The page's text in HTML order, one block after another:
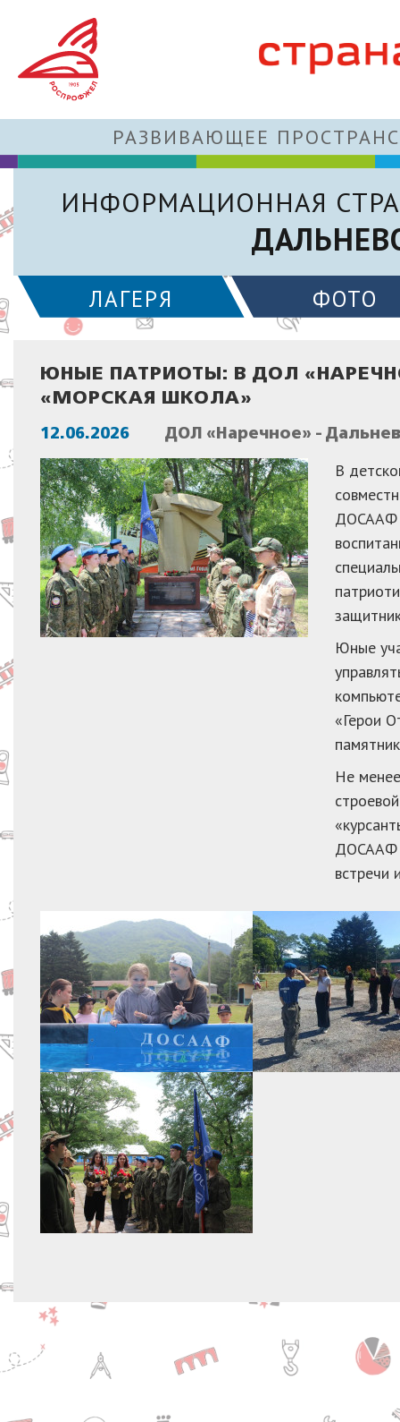
РАЗВИВАЮЩЕЕ
ИНФОРМАЦИОННАЯ
ЛАГЕРЯ ФОТО
ЮНЫЕ ПАТРИОТЫ: В ДОЛ
«МОРСКАЯ ШКОЛА»
12.06.2026 ДОЛ «Наречное» -
В
ДОСААФ
Юные
«Герои
Не
ДОСААФ
встречи